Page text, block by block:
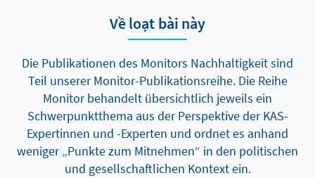
nationalen Prioritäten sicherzustellen.
Về loạt bài này
Die Publikationen des Monitors Nachhaltigkeit sind
Teil unserer Monitor-Publikationsreihe. Die Reihe
Monitor behandelt übersichtlich jeweils ein
Schwerpunktthema aus der Perspektive der KAS-
Expertinnen und -Experten und ordnet es anhand
weniger „Punkte zum Mitnehmen“ in den politischen
und gesellschaftlichen Kontext ein.